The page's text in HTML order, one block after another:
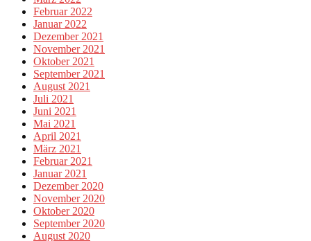
Februar 2022
Januar 2022
Dezember 2021
November 2021
Oktober 2021
September 2021
August 2021
Juli 2021
Juni 2021
Mai 2021
April 2021
März 2021
Februar 2021
Januar 2021
Dezember 2020
November 2020
Oktober 2020
September 2020
August 2020